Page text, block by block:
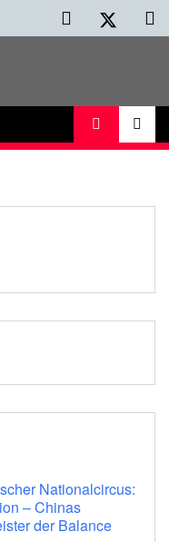
Nationalcircus:
– Chinas
der Balance